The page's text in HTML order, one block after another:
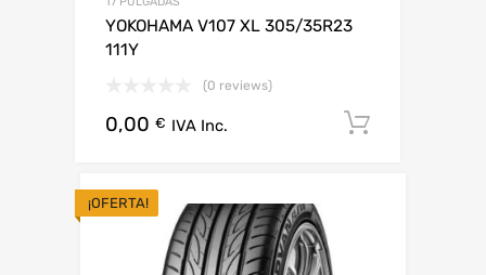
YOKOHAMA V107 XL 305/35R23
111Y
(0 reviews)
0,00 € IVA Inc.
¡OFERTA!